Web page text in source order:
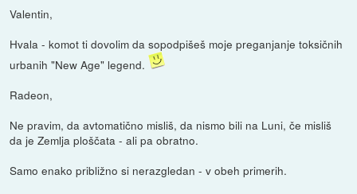
Valentin,
Hvala - komot ti dovolim da sopodpišeš moje preganjanje toksičnih
urbanih "New Age" legend.
Radeon,
Ne pravim, da avtomatično misliš, da nismo bili na Luni, če misliš
da je Zemlja ploščata - ali pa obratno.
Samo enako približno si nerazgledan - v obeh primerih.